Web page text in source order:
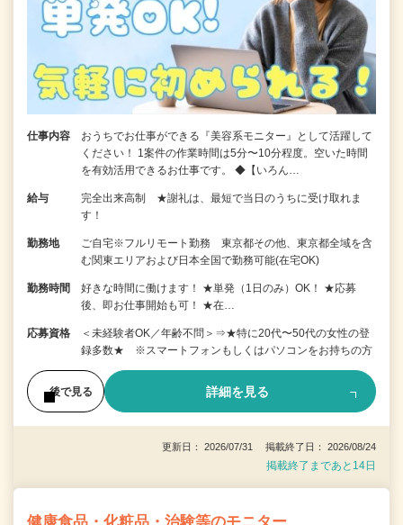
仕事内容
おうちでお仕事ができる『美容系モニター』として活躍して
ください！ 1案件の作業時間は5分〜10分程度。空いた時間
を有効活用できるお仕事です。 ◆【いろん…
給与
完全出来高制 ★謝礼は、最短で当日のうちに受け取れま
す！
勤務地
ご自宅※フルリモート勤務 東京都その他、東京都全域を含
む関東エリアおよび日本全国で勤務可能(在宅OK)
勤務時間
好きな時間に働けます！ ★単発（1日のみ）OK！ ★応募
後、即お仕事開始も可！ ★在…
応募資格
＜未経験者OK／年齢不問＞⇒★特に20代〜50代の女性の登
録多数★ ※スマートフォンもしくはパソコンをお持ちの方
後で見る 詳細を見る
更新日： 2026/07/31 掲載終了日： 2026/08/24
掲載終了まであと14日